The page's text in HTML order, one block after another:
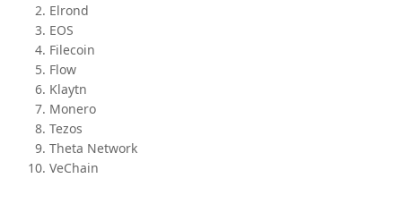
Elrond
EOS
Filecoin
Flow
Klaytn
Monero
Tezos
Theta Network
VeChain